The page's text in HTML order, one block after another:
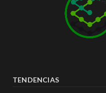
TENDENCIAS